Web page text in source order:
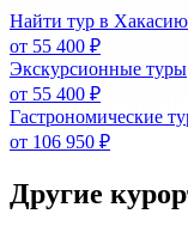
Найти тур в Хакасию
от 55 400 ₽
Экскурсионные туры
от 55 400 ₽
Гастрономические
от 106 950 ₽
Другие